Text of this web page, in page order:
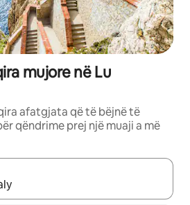
mujore në Lu
afatgjata që të bëjnë të
qëndrime prej një muaji a më
disponueshme, lëviz me butonat e